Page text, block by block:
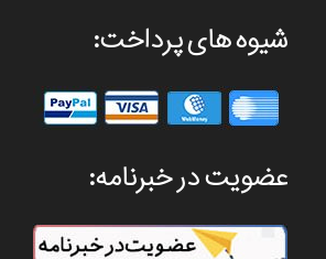
شیوه های پرداخت:
عضویت در خبرنامه: